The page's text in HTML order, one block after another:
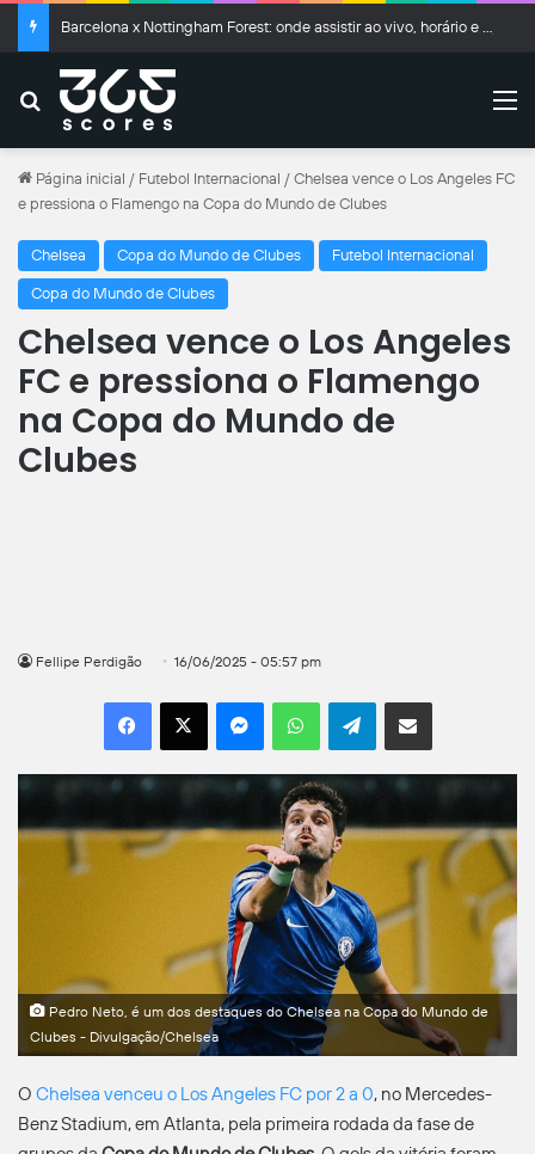
Barcelona x Nottingham Forest: onde assistir ao vivo, horário e escalações
Buscar
Página inicial / Futebol Internacional / Chelsea vence o Los Angeles FC
e pressiona o Flamengo na Copa do Mundo de Clubes
Chelsea Copa do Mundo de Clubes Futebol Internacional
Copa do Mundo de Clubes
Chelsea vence o Los Angeles
FC e pressiona o Flamengo
na Copa do Mundo de
Clubes
Fellipe Perdigão 16/06/2025 - 05:57 pm
Facebook
X MessengerWhatsAppTelegramCompartilhar por e-mail
Pedro Neto, é um dos destaques do Chelsea na Copa do Mundo de
Clubes - Divulgação/Chelsea
O Chelsea venceu o Los Angeles FC por 2 a 0, no Mercedes-
Benz Stadium, em Atlanta, pela primeira rodada da fase de